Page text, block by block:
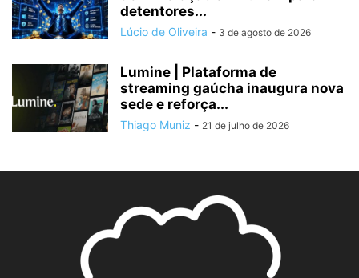
detentores...
Lúcio de Oliveira - 3 de agosto de 2026
Lumine | Plataforma de
streaming gaúcha inaugura nova
sede e reforça...
Thiago Muniz - 21 de julho de 2026